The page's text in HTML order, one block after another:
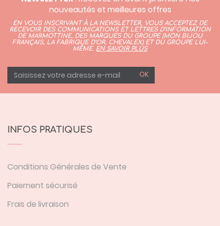
nouveautés et meilleures offres
EN VOUS INSCRIVANT À LA NEWSLETTER, VOUS ACCEPTEZ DE
RECEVOIR DES COMMUNICATIONS ET LETTRES D’INFORMATION
DE MARMOTTINE, DES MARQUES DU GROUPE (MON BIJOU
FRANÇAIS, LA FABRIQUE D’OR, CHEVALEX)ET DU GROUPE LUI-
MÊME. EN SAVOIR PLUS
OK
INFOS PRATIQUES
Conditions Générales de Vente
Paiement sécurisé
Frais de livraison